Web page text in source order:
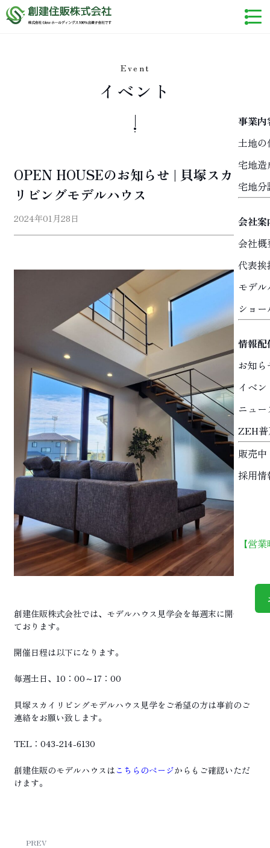
事業内
土地の
宅地造
宅地
会社案
会社概
代表挨
モデ
ショ
情報配
お知ら
イベン
ニュ
ZEH
販売
採用情
【営
Event
イベント
OPEN HOUSEのお知らせ | 貝塚スカイ
リビングモデルハウス
2024年01月28日
創建住販株式会社では、モデルハウス見学会を毎週末に開催し
ております。
開催日程は以下になります。
毎週土日、10：00～17：00
貝塚スカイリビングモデルハウス見学をご希望の方は事前のご
連絡をお願い致します。
TEL：043-214-6130
創建住販のモデルハウスは こちらのページからもご確認いただ
けます。
PREV